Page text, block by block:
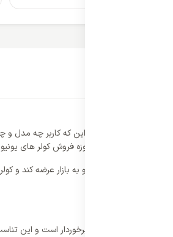
خانه ای هستند و این که کاربر چه مدل و چه
یونیوا است و امروزه فروش کولر های
انتخاب است.
کاربر از اهمیت بالایی برخوردار است و